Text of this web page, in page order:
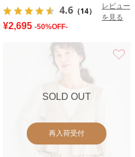
4.6 （14）
レビュー
を見る
¥2,695 -50%OFF-
SOLD OUT
再入荷受付